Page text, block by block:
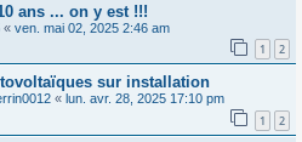
ans ... on y est !!!
« ven. mai 02, 2025 2:46 am
1 2
sur installation
« lun. avr. 28, 2025 17:10 pm
1 2